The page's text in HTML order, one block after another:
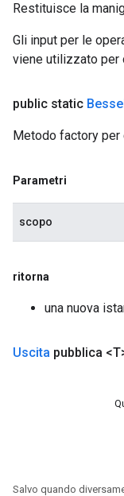
Restituisce la
Gli input per le
viene utilizzato per
public static
Metodo factory per
Parametri
scopo
ritorna
una nuova
Uscita pubblica
Salvo quando